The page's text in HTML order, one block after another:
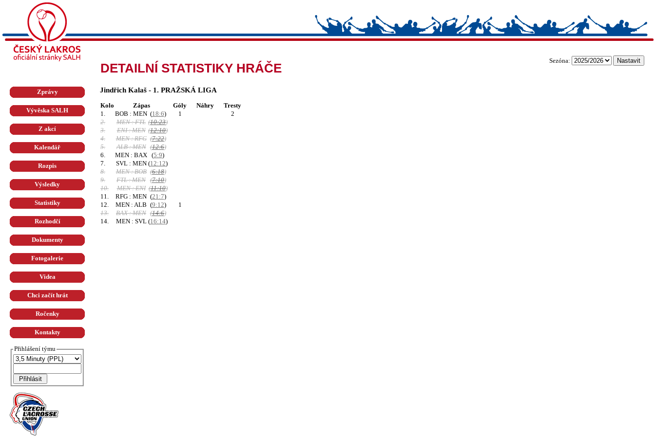
DETAILNÍ STATISTIKY HRÁČE
Sezóna:
Zprávy
Vývěska SALH
Z akcí
Kalendář
Rozpis
Výsledky
Statistiky
Rozhodčí
Dokumenty
Fotogalerie
Videa
Chci začít hrát
Ročenky
Kontakty
Přihlášení týmu
Jindřich Kalaš - 1. PRAŽSKÁ LIGA
Kolo Zápas Góly Náhry
Tresty
1.
BOB : MEN (18:6) 1
2
2.
MEN : FTL (10:23)
3.
ENI : MEN (12:10)
4.
MEN : RFG (7:22)
5.
ALB : MEN (12:6)
6.
MEN : BAX (5:9)
7.
SVL : MEN (12:12)
8.
MEN : BOB (6:18)
9.
FTL : MEN (7:10)
10.
MEN : ENI (11:10)
11.
RFG : MEN (21:7)
12.
MEN : ALB (9:12)
1
13.
BAX : MEN (14:6)
14.
MEN : SVL (16:14)